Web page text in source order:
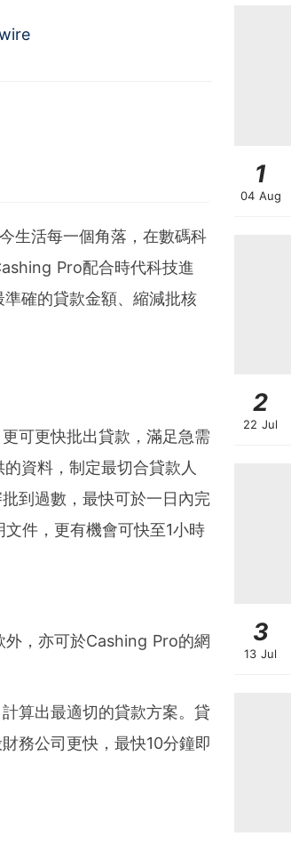
relations professionals le
the commercial news di
provides end-to-end solu
and multimedia conten
Combining the worl
optimization network with
Newswire powers the stor
Middle East, Africa and
生活每一個角落，在數碼科
Pro配合時代科技進
確的貸款金額、縮減批核
可更快批出貸款，滿足急需
資料，制定最切合貸款人
到過數，最快可於一日內完
件，更有機會可快至1小時
外，亦可於Cashing Pro的網
算出最適切的貸款方案。貸
務公司更快，最快10分鐘即
1
04 Aug
2
22 Jul
3
13 Jul